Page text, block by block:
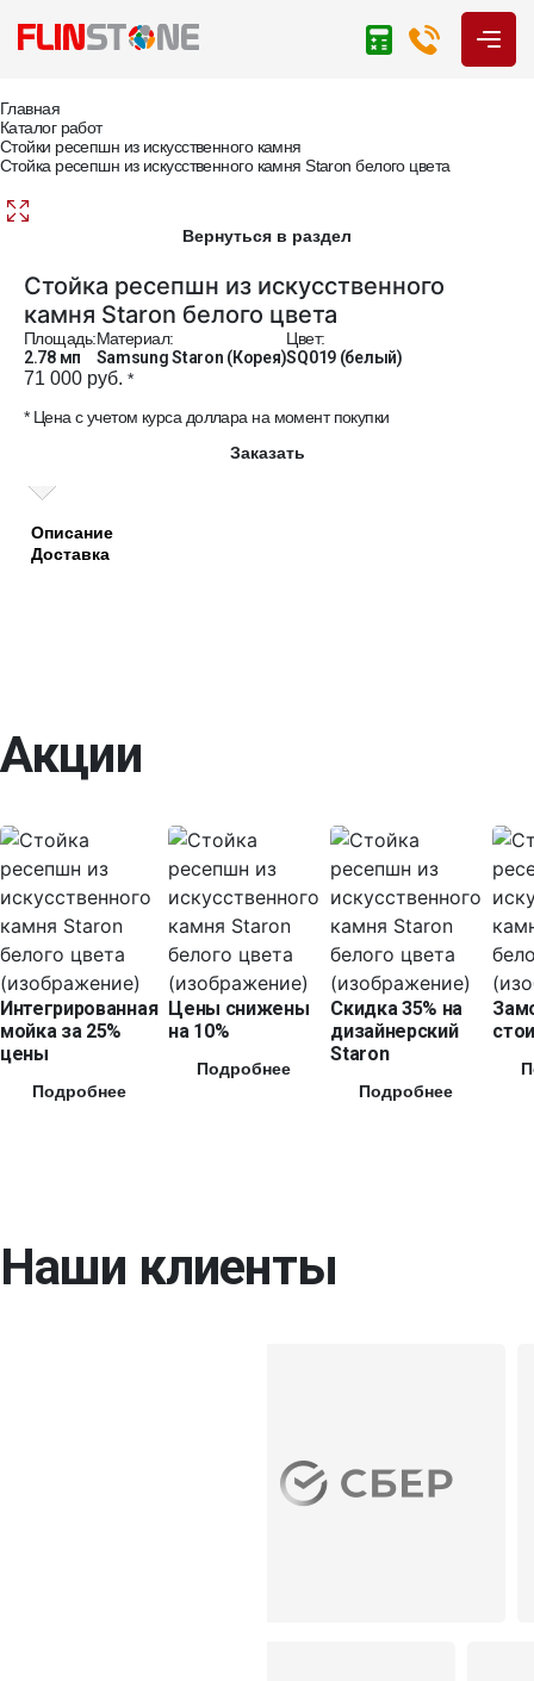
Главная
Каталог работ
Стойки ресепшн из искусственного камня
Стойка ресепшн из искусственного камня Staron белого цвета
Вернуться в раздел
Стойка ресепшн из искусственного
камня Staron белого цвета
Площадь:
2.78 мп
Материал:
Samsung Staron (Корея)
Цвет:
SQ019 (белый)
71 000 руб. *
* Цена с учетом курса доллара на момент покупки
Заказать
Описание
Доставка
Акции
Интегрированная
мойка за 25%
цены
Подробнее
Цены снижены
на 10%
Подробнее
Скидка 35% на
дизайнерский
Staron
Подробнее
Наши клиенты